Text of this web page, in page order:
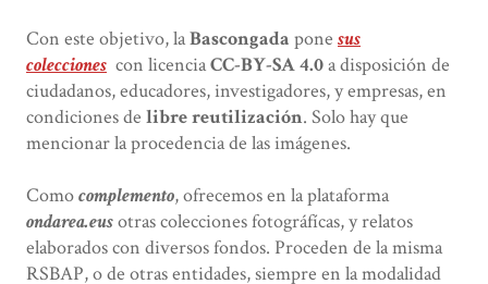
Con este objetivo, laBascongada pone sus
colecciones con licenciaCC-BY-SA 4.0a disposición de
ciudadanos, educadores, investigadores, y empresas, en
condiciones de libre reutilización. Solo hay que
mencionar la procedencia de las imágenes.
Comocomplemento, ofrecemos en la plataforma
ondarea.eusotras colecciones fotográfícas, y relatos
elaborados con diversos fondos. Proceden de la misma
RSBAP, o de otras entidades, siempre en la modalidad